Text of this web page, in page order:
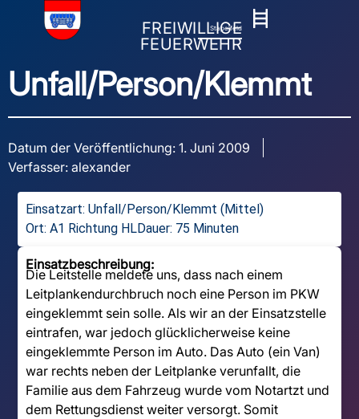
FREIWILLIGE
FEUERWEHR
Stapelfeld
Unfall/Person/Klemmt
Datum der Veröffentlichung: 1. Juni 2009
Verfasser: alexander
Einsatzart: Unfall/Person/Klemmt (Mittel)
Ort: A1 Richtung HLDauer: 75 Minuten
Einsatzbeschreibung:
Die Leitstelle meldete uns, dass nach einem
Leitplankendurchbruch noch eine Person im PKW
eingeklemmt sein solle. Als wir an der Einsatzstelle
eintrafen, war jedoch glücklicherweise keine
eingeklemmte Person im Auto. Das Auto (ein Van)
war rechts neben der Leitplanke verunfallt, die
Familie aus dem Fahrzeug wurde vom Notartzt und
dem Rettungsdienst weiter versorgt. Somit